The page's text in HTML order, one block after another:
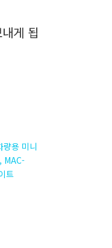
게 됩